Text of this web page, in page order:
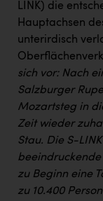
SCHMACHTL
Schwingshandl -
Smurfit Westrock
TCL
TGW Logistics
TRAILOMAT &
VERITAS
LINK) die
Hauptachsen
unterirdisch
sich vor: Nach
Salzburger
Mozartsteg in
Zeit wieder
Stau. Die S-
zu Beginn eine
zu 10.400